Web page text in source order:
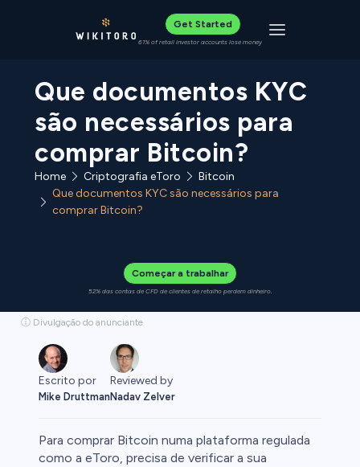
Get Started
61% of retail investor accounts lose money Toggle
Que documentos KYC
são necessários para
comprar Bitcoin?
Home Criptografia eToro
Bitcoin
Que documentos KYC são necessários para
comprar Bitcoin?
Começar a trabalhar
52% das contas de CFD de clientes de retalho perdem dinheiro.
ⓘ Divulgação do anunciante
Escrito por
Mike Druttman
Reviewed by
Nadav Zelver
Para comprar Bitcoin numa plataforma regulada
como a eToro, precisa de verificar a sua